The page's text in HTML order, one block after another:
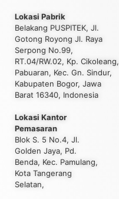
Lokasi Pabrik
Belakang PUSPITEK, Jl.
Gotong Royong Jl. Raya
Serpong No.99,
RT.04/RW.02, Kp. Cikoleang,
Pabuaran, Kec. Gn. Sindur,
Kabupaten Bogor, Jawa
Barat 16340, Indonesia
Lokasi Kantor
Pemasaran
Blok S. 5 No.4, Jl.
Golden Jaya, Pd.
Benda, Kec. Pamulang,
Kota Tangerang
Selatan,